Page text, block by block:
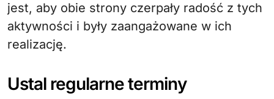
jest, aby obie strony czerpały radość z tych
aktywności i były zaangażowane w ich
realizację.
Ustal regularne terminy